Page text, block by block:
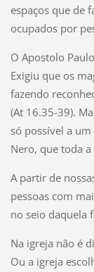
espaços que de
ocupados por
O Apostolo
Exigiu que os
fazendo
(At 16.35-39).
só possível a
Nero, que toda
A partir de
pessoas com
no seio daquela
Na igreja não é
Ou a igreja